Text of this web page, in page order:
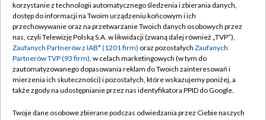
TVP
Abonament TVP
Emisja w TVP
Centrum informacji TVP
Naziemna Telewizja Cyfrowa
Regulamin TVP
Polityka prywatności
Moje zgody
Pomoc
korzystanie z technologii automatycznego śledzenia i zbierania danych,
dostęp do informacji na Twoim urządzeniu końcowym i ich
przechowywanie oraz na przetwarzanie Twoich danych osobowych przez
nas, czyli Telewizję Polską S.A. w likwidacji (zwaną dalej również „TVP”),
Zaufanych Partnerów z IAB* (1201 firm) oraz pozostałych Zaufanych
Partnerów TVP (93 firm), w celach marketingowych (w tym do
zautomatyzowanego dopasowania reklam do Twoich zainteresowań i
mierzenia ich skuteczności) i pozostałych, które wskazujemy poniżej, a
także zgody na udostępnianie przez nas identyfikatora PPID do Google.
Twoje dane osobowe zbierane podczas odwiedzania przez Ciebie naszych